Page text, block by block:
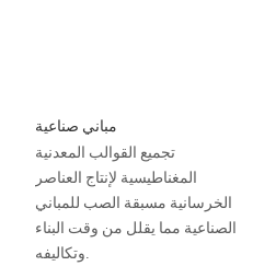
مباني صناعية
تجميع القوالب المعدنية
المغناطيسية لإنتاج العناصر
الخرسانية مسبقة الصب للمباني
الصناعية مما يقلل من وقت البناء
وتكاليفه.